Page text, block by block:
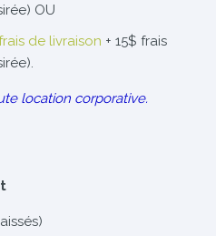
OU
de livraison + 15$ frais
location corporative.